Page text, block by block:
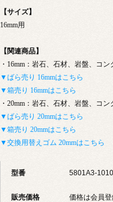
【サイズ】
16mm用
【関連商品】
・16mm：岩石、石材、岩盤、コン
▼ばら売り 16mmはこちら
▼箱売り 16mmはこちら
・20mm：岩石、石材、岩盤、コン
▼ばら売り 20mmはこちら
▼箱売り 20mmはこちら
▼交換用替えゴム 20mmはこちら
型番 5801A3-1010
販売価格 価格は会員